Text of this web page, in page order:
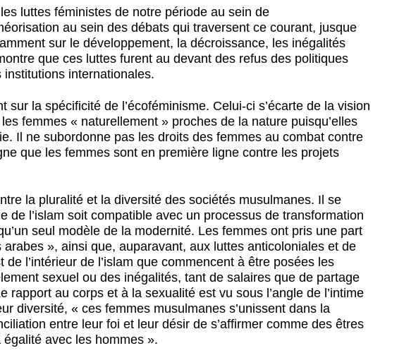
luttes féministes de notre période au sein de
au sein des débats qui traversent ce courant, jusque
sur le développement, la décroissance, les inégalités
que ces luttes furent au devant des refus des politiques
institutions internationales.
sur la spécificité de l’écoféminisme. Celui-ci s’écarte de la vision
femmes « naturellement » proches de la nature puisqu’elles
Il ne subordonne pas les droits des femmes au combat contre
que les femmes sont en première ligne contre les projets
la pluralité et la diversité des sociétés musulmanes. Il se
de l’islam soit compatible avec un processus de transformation
seul modèle de la modernité. Les femmes ont pris une part
», ainsi que, auparavant, aux luttes anticoloniales et de
de l’intérieur de l’islam que commencent à être posées les
sexuel ou des inégalités, tant de salaires que de partage
rapport au corps et à la sexualité est vu sous l’angle de l’intime
diversité, « ces femmes musulmanes s’unissent dans la
entre leur foi et leur désir de s’affirmer comme des êtres
avec les hommes ».